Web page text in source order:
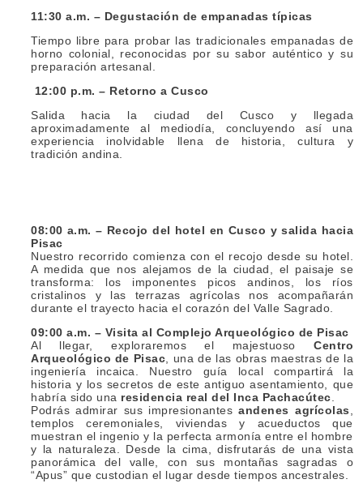
11:30 a.m. – Degustación de empanadas típicas
Tiempo libre para probar las tradicionales empanadas de
horno colonial, reconocidas por su sabor auténtico y su
preparación artesanal.
12:00 p.m. – Retorno a Cusco
Salida hacia la ciudad del Cusco y llegada
aproximadamente al mediodía, concluyendo así una
experiencia inolvidable llena de historia, cultura y
tradición andina.
08:00 a.m. – Recojo del hotel en Cusco y salida hacia
Pisac
Nuestro recorrido comienza con el recojo desde su hotel.
A medida que nos alejamos de la ciudad, el paisaje se
transforma: los imponentes picos andinos, los ríos
cristalinos y las terrazas agrícolas nos acompañarán
durante el trayecto hacia el corazón del Valle Sagrado.
09:00 a.m. – Visita al Complejo Arqueológico de Pisac
Al llegar, exploraremos el majestuoso Centro
Arqueológico de Pisac , una de las obras maestras de la
ingeniería incaica. Nuestro guía local compartirá la
historia y los secretos de este antiguo asentamiento, que
habría sido una residencia real del Inca Pachacútec
Podrás admirar sus impresionantesandenes agrícolas
templos ceremoniales, viviendas y acueductos que
muestran el ingenio y la perfecta armonía entre el hombre
y la naturaleza. Desde la cima, disfrutarás de una vista
panorámica del valle, con sus montañas sagradas o
“Apus” que custodian el lugar desde tiempos ancestrales.